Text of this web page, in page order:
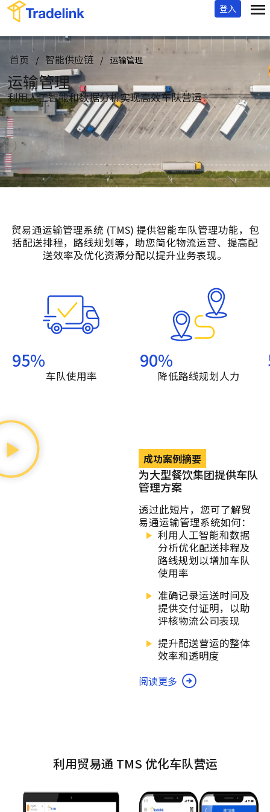
登入
首页 / 智能供应链 / 运输管理
运输管理
利用人工智能和数据分析实现高效车队营运
贸易通运输管理系统 (TMS) 提供智能车队管理功能，包
括配送排程，路线规划等， 助您简化物流运营、提高配
送效率及优化资源分配以提升业务表现。
95%
车队使用率
90%
降低路线规划人力
成功案例摘要
为大型餐饮集团提供车队
管理方案
透过此短片，您可了解贸
易通运输管理系统如何：
利用人工智能和数据
分析优化配送排程及
路线规划以增加车队
使用率
准确记录运送时间及
提供交付证明，以助
评核物流公司表现
提升配送营运的整体
效率和透明度
阅读更多
利用贸易通 TMS 优化车队营运